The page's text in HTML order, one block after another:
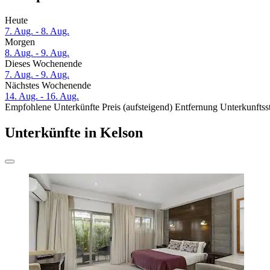
Heute
7. Aug. - 8. Aug.
Morgen
8. Aug. - 9. Aug.
Dieses Wochenende
7. Aug. - 9. Aug.
Nächstes Wochenende
14. Aug. - 16. Aug.
Empfohlene Unterkünfte Preis (aufsteigend) Entfernung
Unterkünfte in Kelson